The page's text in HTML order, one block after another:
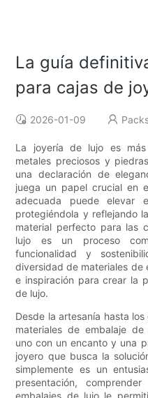
La guía
para cajas de
2026-01-09
La joyería de lujo es
metales preciosos y
una declaración de
juega un papel crucial en
adecuada puede elevar
protegiéndola y reflejando
material perfecto para las
lujo es un proceso
funcionalidad y
diversidad de materiales de
e inspiración para crear la
de lujo.
Desde la artesanía hasta
materiales de embalaje
uno con un encanto y una
joyero que busca la
simplemente es un
presentación,